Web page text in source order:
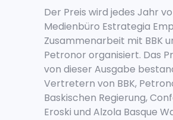
Der Preis wird jedes Jahr
Medienbüro Estrategia
Zusammenarbeit mit BBK
Petronor organisiert. Das
von dieser Ausgabe
Vertretern von BBK,
Baskischen Regierung,
Eroski und Alzola Basque